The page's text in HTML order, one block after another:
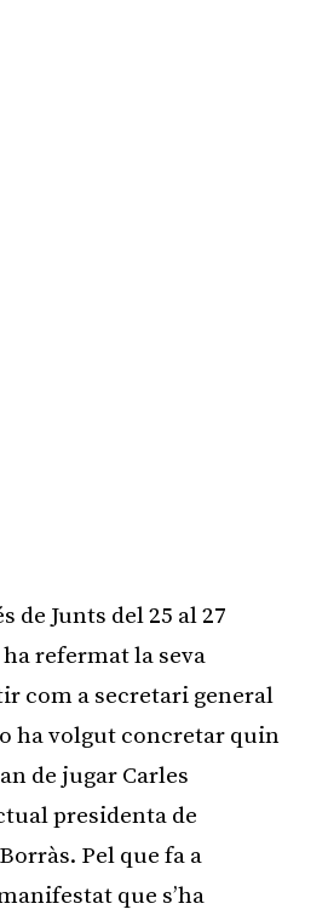
de Junts del 25 al 27
refermat la seva
com a secretari general
ha volgut concretar quin
de jugar Carles
presidenta de
Pel que fa a
que s’ha